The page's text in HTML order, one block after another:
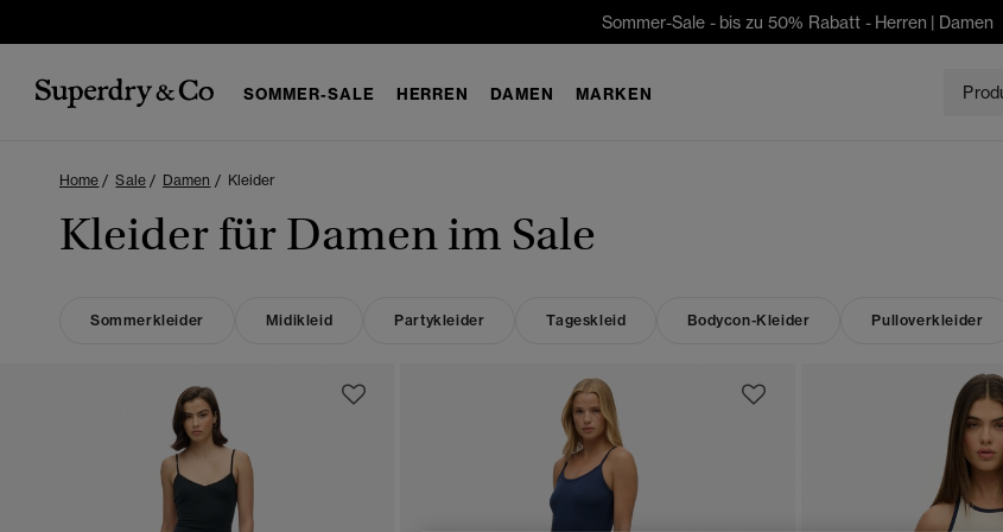
Sommer-Sale - bis zu 50% Rabatt - Herren | Damen
SOMMER-SALE HERREN DAMEN MARKEN
Home Sale Damen Kleider
Kleider für Damen im Sale
Sommerkleider Midikleid Partykleider Tageskleid Bodycon-Kleider Pulloverkleider